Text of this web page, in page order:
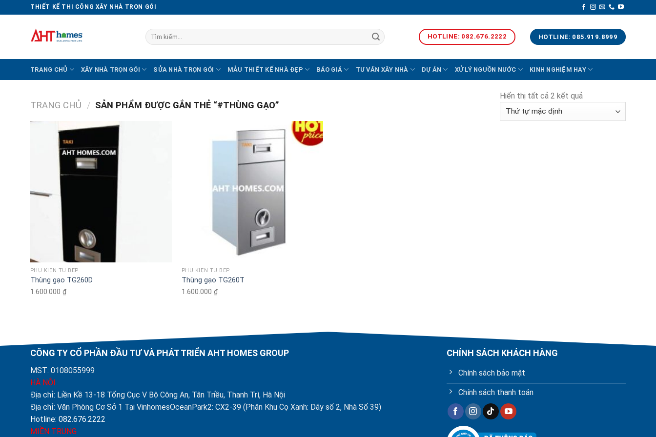
THIẾT KẾ THI CÔNG XÂY NHÀ TRỌN GÓI
Tìm
kiếm:
HOTLINE: 082.676.2222 HOTLINE: 085.919.8999
TRANG CHỦ XÂY NHÀ TRỌN GÓI SỬA NHÀ TRỌN GÓI MẪU THIẾT KẾ NHÀ ĐẸP BÁO GIÁ TƯ VẤN XÂY NHÀ DỰ ÁN XỬ LÝ NGUỒN NƯỚC KINH NGHIỆM HAY
TRANG CHỦ / SẢN PHẨM ĐƯỢC GẮN THẺ “#THÙNG GẠO”
Hiển thị tất cả 2 kết quả
PHỤ KIỆN TỦ BẾP
Thùng gạo TG260D
1.600.000 ₫
PHỤ KIỆN TỦ BẾP
Thùng gạo TG260T
1.600.000 ₫
CÔNG TY CỔ PHẦN ĐẦU TƯ VÀ PHÁT TRIỂN AHT HOMES GROUP
MST: 0108055999
HÀ NỘI
Địa chỉ: Liền Kề 13-18 Tổng Cục V Bộ Công An, Tân Triều, Thanh Trì, Hà Nội
Địa chỉ: Văn Phòng Cơ Sở 1 Tại VinhomesOceanPark2: CX2-39 (Phân Khu Cọ Xanh: Dãy số 2, Nhà Số 39)
Hotline: 082.676.2222
MIỀN TRUNG
CHÍNH SÁCH KHÁCH HÀNG
Chính sách bảo mật
Chính sách thanh toán